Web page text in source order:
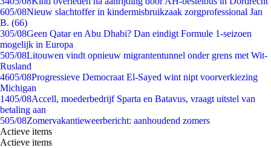
605/08Nieuw slachtoffer in kindermisbruikzaak zorgprofessional Jan
B. (66)
305/08Geen Qatar en Abu Dhabi? Dan eindigt Formule 1-seizoen
mogelijk in Europa
505/08Litouwen vindt opnieuw migrantentunnel onder grens met Wit-
Rusland
4605/08Progressieve Democraat El-Sayed wint nipt voorverkiezing
Michigan
1405/08Accell, moederbedrijf Sparta en Batavus, vraagt uitstel van
betaling aan
505/08Zomervakantieweerbericht: aanhoudend zomers
Actieve items
Actieve items